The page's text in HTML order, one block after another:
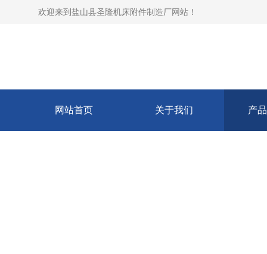
欢迎来到 盐山县圣隆机床附件制造厂网站 ！
网站首页 关于我们 产